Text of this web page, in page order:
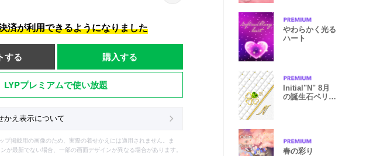
済が利用できるようになりました
する 購入する
LYPプレミアムで使い放題
かえ表示について
プ掲載用の画像のため、実際の着せかえには適用されません。ま
が最新でない場合、一部の画面デザインが異なる場合があります。
やわらかく光る
ハート
Initial"N" 8月
の誕生石ペリド
春の彩り